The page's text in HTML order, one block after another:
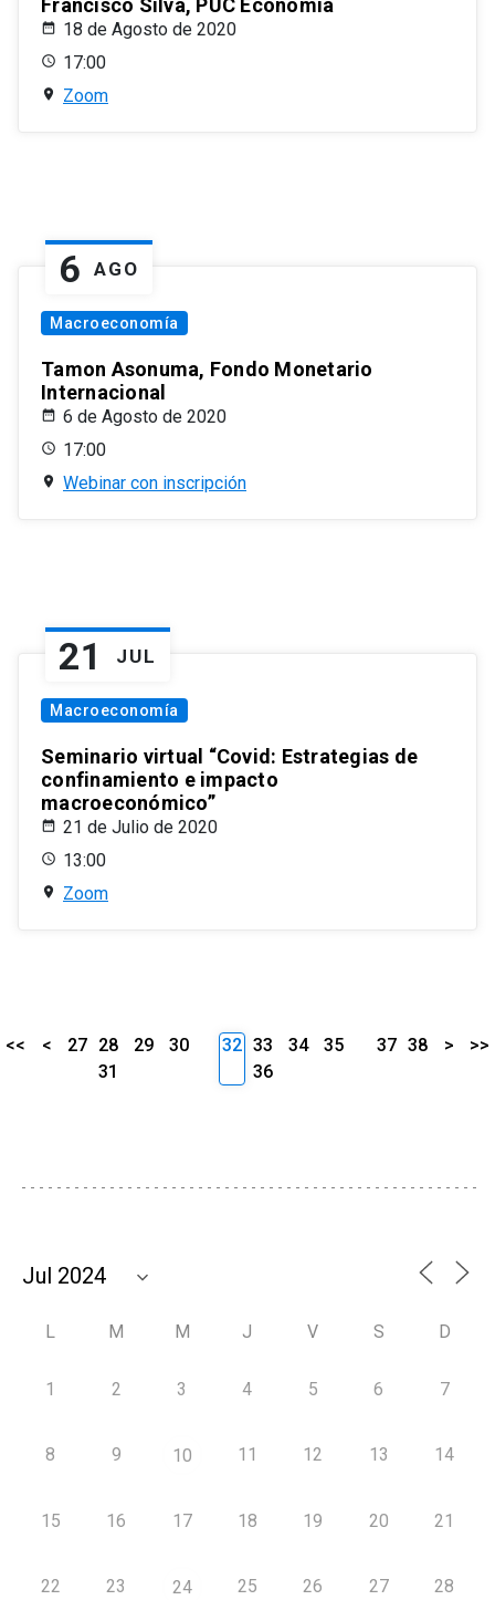
Francisco Silva, PUC Economía
18 de Agosto de 2020
17:00
Zoom
6 AGO
Macroeconomía
Tamon Asonuma, Fondo Monetario
Internacional
6 de Agosto de 2020
17:00
Webinar con inscripción
21 JUL
Macroeconomía
Seminario virtual “Covid: Estrategias de
confinamiento e impacto
macroeconómico”
21 de Julio de 2020
13:00
Zoom
<< < 27 28 29
30
31
32 33 34
35
36
37 38 > >>
L M M J V S D
1 2 3 4 5 6 7
8 9 10 11 12 13 14
15 16 17 18 19 20 21
22 23 24 25 26 27 28